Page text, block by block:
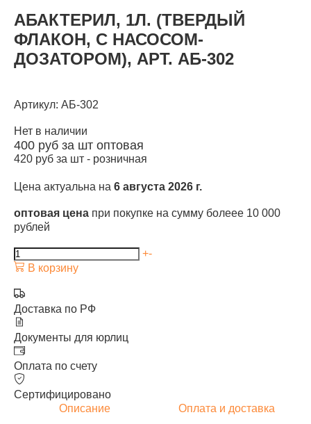
АБАКТЕРИЛ, 1Л. (ТВЕРДЫЙ
ФЛАКОН, С НАСОСОМ-
ДОЗАТОРОМ), АРТ. АБ-302
Артикул: АБ-302
Нет в наличии
400 руб за шт оптовая
420 руб за шт - розничная
Цена актуальна на 6 августа 2026 г.
оптовая цена при покупке на сумму болеее 10 000
рублей
+-
В корзину
Доставка по РФ
Документы для юрлиц
Оплата по счету
Сертифицировано
Описание
Оплата и доставка